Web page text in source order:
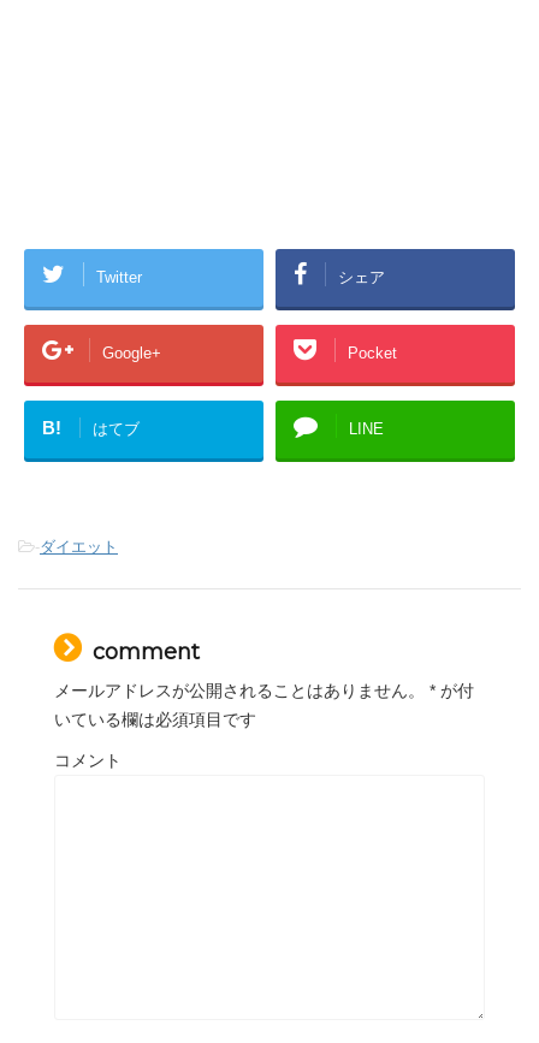
Twitter シェア
Google+ Pocket
B! はてブ LINE
-ダイエット
comment
メールアドレスが公開されることはありません。 * が付
いている欄は必須項目です
コメント